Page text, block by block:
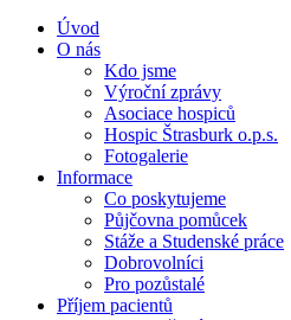
Úvod
O nás
Kdo jsme
Výroční zprávy
Asociace hospiců
Hospic Štrasburk o.p.s.
Fotogalerie
Informace
Co poskytujeme
Půjčovna pomůcek
Stáže a Studenské práce
Dobrovolníci
Pro pozůstalé
Příjem pacientů